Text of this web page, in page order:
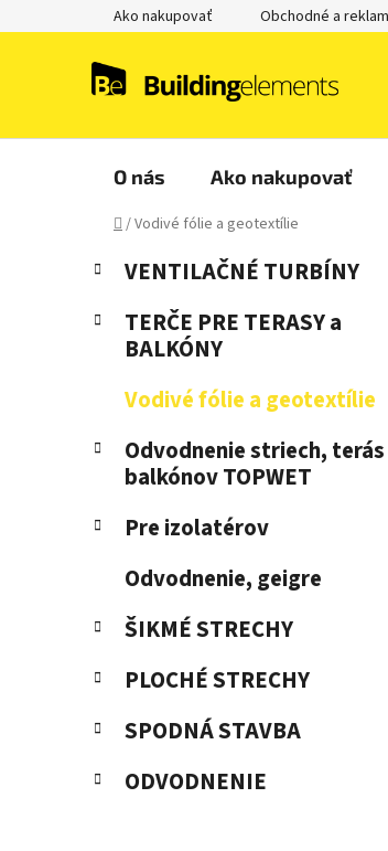
na
Ako nakupovať Obchodné a
O nás Ako nakupovať
Domov
/Vodivé fólie a geotextílie
B
č
n
l
Preskočiť
kategórie
K
a
e
e
VENTILAČNÉ TURBÍNY
TERČE PRE TERASY a
BALKÓNY
Vodivé fólie a geotextílie
Odvodnenie striech, terás
balkónov TOPWET
Pre izolatérov
Odvodnenie, geigre
ŠIKMÉ STRECHY
PLOCHÉ STRECHY
SPODNÁ STAVBA
ODVODNENIE